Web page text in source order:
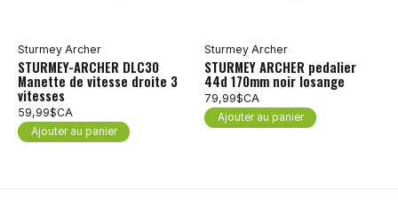
Sturmey Archer
STURMEY-ARCHER DLC30
Manette de vitesse droite 3
vitesses
59,99$CA
Ajouter au panier
Sturmey Archer
STURMEY ARCHER pedalier
44d 170mm noir losange
79,99$CA
Ajouter au panier